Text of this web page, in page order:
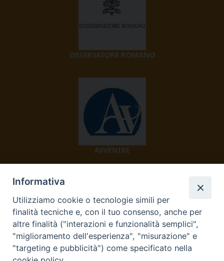
OSSERVATORE ROMANO
AVVENIRE
TV 2000
Informativa
Utilizziamo cookie o tecnologie simili per
finalità tecniche e, con il tuo consenso, anche per
altre finalità ("interazioni e funzionalità semplici",
"miglioramento dell'esperienza", "misurazione" e
"targeting e pubblicità") come specificato nella